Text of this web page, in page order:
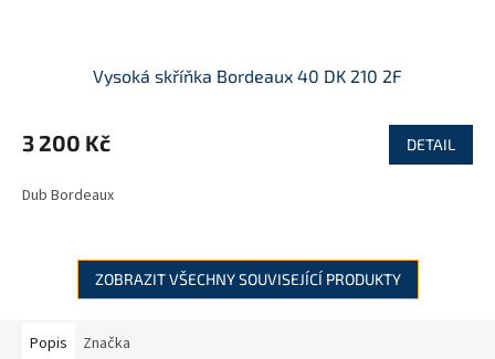
Vysoká skříňka Bordeaux 40 DK 210 2F
3 200 Kč DETAIL
Dub Bordeaux
ZOBRAZIT VŠECHNY SOUVISEJÍCÍ PRODUKTY
Popis Značka